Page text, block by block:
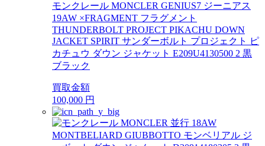
モンクレール MONCLER GENIUS7 ジーニアス
19AW ×FRAGMENT フラグメント
THUNDERBOLT PROJECT PIKACHU DOWN
JACKET SPIRIT サンダーボルト プロジェクト ピ
カチュウ ダウン ジャケット E209U4130500 2 黒
ブラック
買取金額
100,000 円